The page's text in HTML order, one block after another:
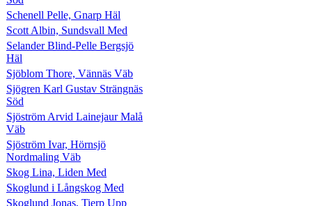
Schenell Pelle, Gnarp Häl
Scott Albin, Sundsvall Med
Selander Blind-Pelle Bergsjö
Häl
Sjöblom Thore, Vännäs Väb
Sjögren Karl Gustav Strängnäs
Söd
Sjöström Arvid Lainejaur Malå
Väb
Sjöström Ivar, Hörnsjö
Nordmaling Väb
Skog Lina, Liden Med
Skoglund i Långskog Med
Skoglund Jonas, Tierp Upp